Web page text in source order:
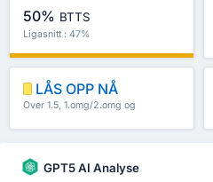
50% BTTS
Ligasnitt : 47%
LÅS OPP NÅ
Over 1.5, 1.omg/2.omg og
GPT5 AI Analyse